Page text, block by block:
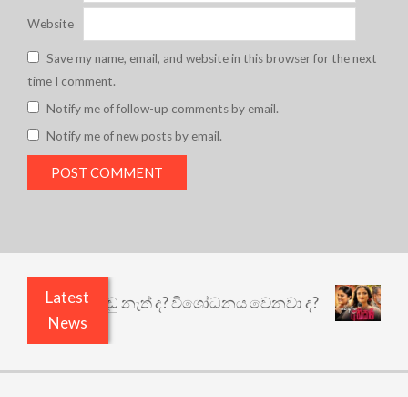
Website
Save my name, email, and website in this browser for the next
time I comment.
Notify me of follow-up comments by email.
Notify me of new posts by email.
Latest
News
ඇතුළෙයි කුඩු නැත් ද? විශෝධනය වෙනවා ද?